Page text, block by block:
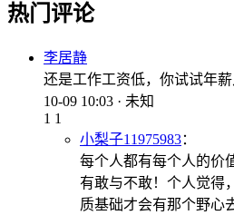
热门评论
李居静
还是工作工资低，你试试年
10-09 10:03 · 未知
1 1
小梨子11975983：
每个人都有每个人的价
有敢与不敢！个人觉得
质基础才会有那个野心